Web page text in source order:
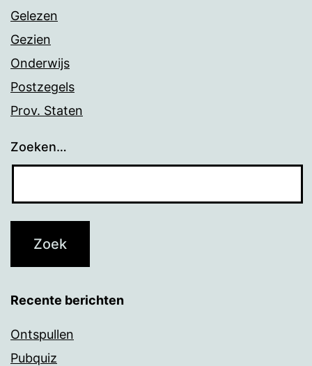
Gelezen
Gezien
Onderwijs
Postzegels
Prov. Staten
Zoeken…
Recente berichten
Ontspullen
Pubquiz